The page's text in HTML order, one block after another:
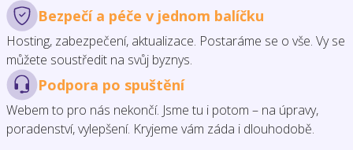
Bezpečí a péče v jednom balíčku
Hosting, zabezpečení, aktualizace. Postaráme se o vše. Vy se
můžete soustředit na svůj byznys.
Podpora po spuštění
Webem to pro nás nekončí. Jsme tu i potom – na úpravy,
poradenství, vylepšení. Kryjeme vám záda i dlouhodobě.